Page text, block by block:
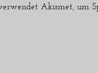
Akismet, um